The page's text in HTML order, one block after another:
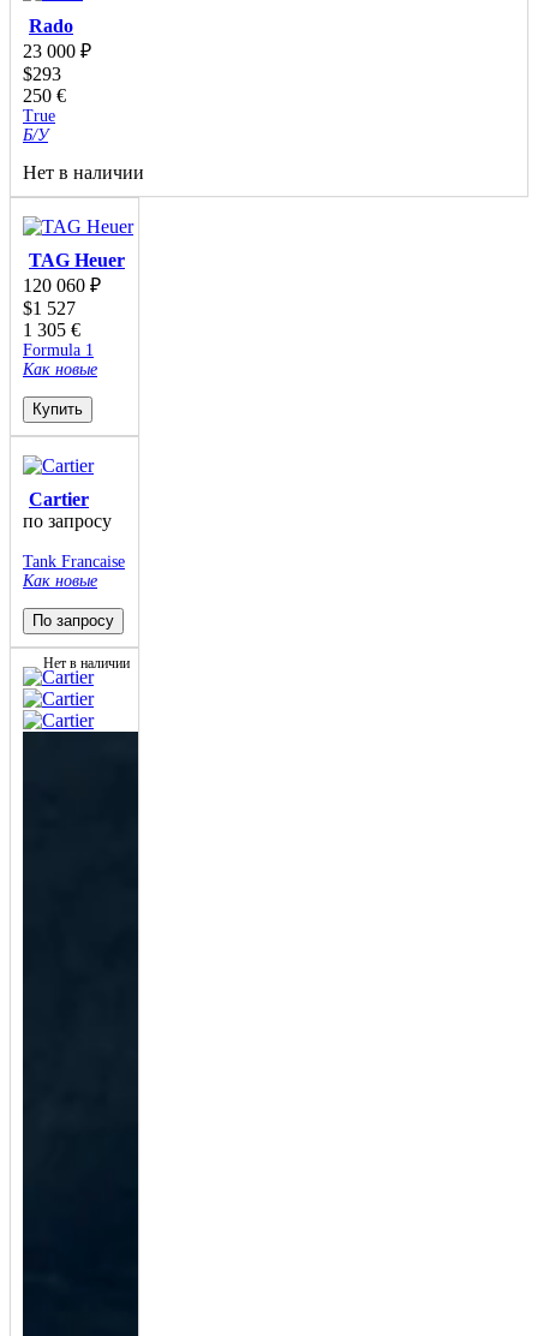
Rado
23 000 ₽
$293
250 €
True
Б/У
Нет в наличии
TAG Heuer
120 060 ₽
$1 527
1 305 €
Formula 1
Как новые
Купить
Cartier
по запросу
Tank Francaise
Как новые
По запросу
Нет в наличии